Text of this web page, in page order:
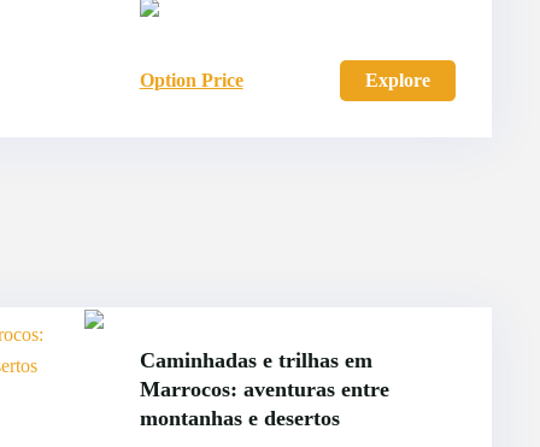
Option Price Explore
Caminhadas e trilhas em
Marrocos: aventuras entre
montanhas e desertos